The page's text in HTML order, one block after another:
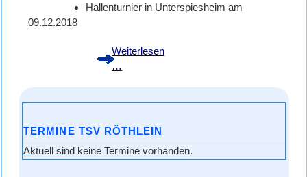
Hallenturnier in Unterspiesheim am
09.12.2018
Weiterlesen
…
TERMINE TSV RÖTHLEIN
Aktuell sind keine Termine vorhanden.